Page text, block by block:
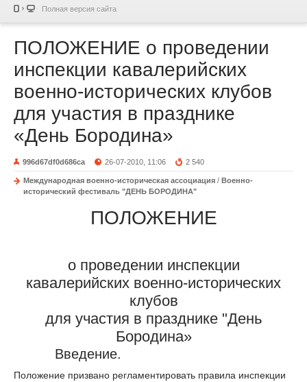
Полная версия сайта
ПОЛОЖЕНИЕ о проведении
инспекции кавалерийских
военно-исторических клубов
для участия в празднике
«День Бородина»
996d67df0d686ca 26-07-2010, 11:06 2 540
Международная военно-историческая ассоциация / Военно-
исторический фестиваль "ДЕНЬ БОРОДИНА"
ПОЛОЖЕНИЕ
о проведении инспекции
кавалерийских военно-исторических
клубов
для участия в празднике "День
Бородина»
Введение.
Положение призвано регламентировать правила инспекции